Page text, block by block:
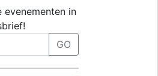
in
GO